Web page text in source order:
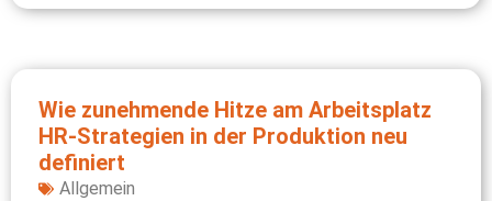
Wie zunehmende Hitze am Arbeitsplatz
HR‑Strategien in der Produktion neu
definiert
Allgemein